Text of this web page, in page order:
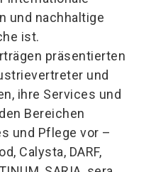
und nachhaltige
ist.
präsentierten
und
ihre Services und
Bereichen
und Pflege vor –
Calysta, DARF,